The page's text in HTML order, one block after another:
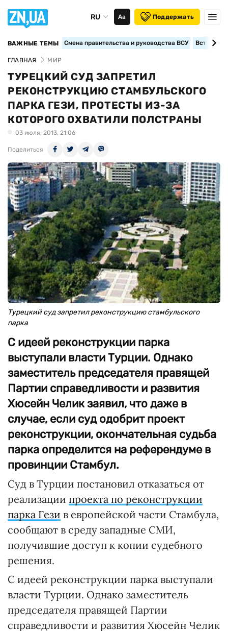
RU Аа Поддержать
ВАЖНЫЕ ТЕМЫ Смена правительства и руководства ВСУ
ГЛАВНАЯ МИР
ТУРЕЦКИЙ СУД ЗАПРЕТИЛ
РЕКОНСТРУКЦИЮ СТАМБУЛЬСКОГО
ПАРКА ГЕЗИ, ПРОТЕСТЫ ИЗ-ЗА
КОТОРОГО ОХВАТИЛИ ПОЛСТРАНЫ
03 июля, 2013, 21:06
Поделиться
Турецкий суд запретил реконструкцию стамбульского
парка
С идеей реконструкции парка
выступали власти Турции. Однако
заместитель председателя правящей
Партии справедливости и развития
Хюсейн Челик заявил, что даже в
случае, если суд одобрит проект
реконструкции, окончательная судьба
парка определится на референдуме в
провинции Стамбул.
Суд в Турции постановил отказаться от
реализации проекта по реконструкции
парка Гези в европейской части Стамбула,
сообщают в среду западные СМИ,
получившие доступ к копии судебного
решения.
С идеей реконструкции парка выступали
власти Турции. Однако заместитель
председателя правящей Партии
справедливости и развития Хюсейн Челик